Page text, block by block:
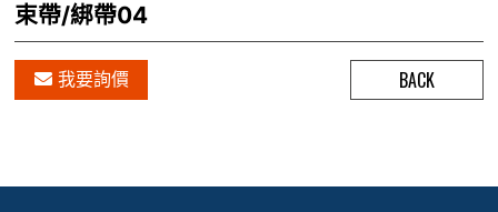
束帶/綁帶04
我要詢價 BACK